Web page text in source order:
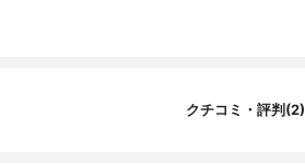
クチコミ・評判(2)